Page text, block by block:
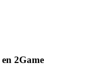
en 2Game